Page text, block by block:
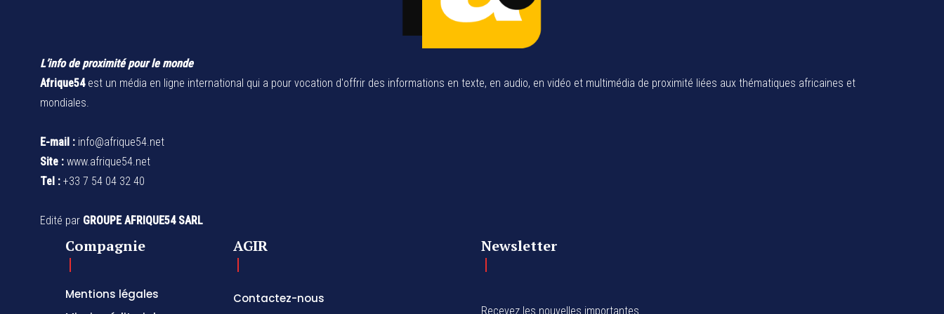
L’info de proximité pour le monde
Afrique54est un média en ligne international qui a pour vocation d'offrir des informations en texte, en audio, en vidéo et multimédia de proximité liées aux thématiques africaines et
mondiales.
E-mail : info@afrique54.net
Site : www.afrique54.net
Tel : +33 7 54 04 32 40
Edité par GROUPE AFRIQUE54 SARL
Compagnie
Mentions légales
AGIR
Contactez-nous
Newsletter
Recevez les nouvelles importantes